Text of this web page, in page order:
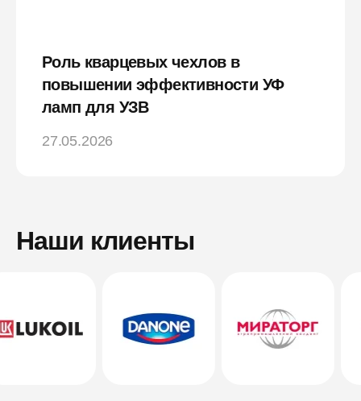
Роль кварцевых чехлов в
повышении эффективности УФ
ламп для УЗВ
27.05.2026
Наши клиенты